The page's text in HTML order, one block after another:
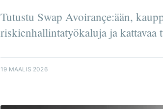
Tutustu Swap Avoirançe:ään,
riskienhallintatyökaluja ja kattavaa
19 MAALIS 2026